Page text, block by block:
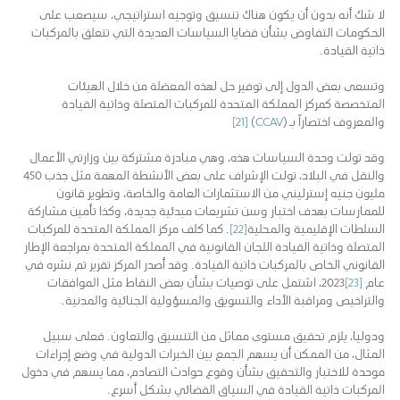
لا شك أنه بدون أن يكون هناك تنسيق وتوجيه استراتيجي، سيصعب على
الحكومات التفاوض بشأن قضايا السياسات العديدة التي تتعلق بالمركبات
ذاتية القيادة.
وتسعى بعض الدول إلى توفير حل لهذه المعضلة من خلال الهيئات
المتخصصة كمركز المملكة المتحدة للمركبات المتصلة وذاتية القيادة
والمعروف اختصاراً بـ (CCAV
)
[21]
وقد تولت وحدة السياسات هذه، وهي مبادرة مشتركة بين وزارتي الأعمال
والنقل في البلاد، تولت الإشراف على بعض الأنشطة المهمة مثل جذب 450
مليون جنيه إسترليني من الاستثمارات العامة والخاصة، وتطوير قانون
للممارسات بهدف اختبار وسن تشريعات مبدئية جديدة، وكذا تأمين مشاركة
السلطات الإقليمية والمحلية[22]
. كما كلف مركز المملكة المتحدة للمركبات
المتصلة وذاتية القيادة اللجان القانونية في المملكة المتحدة بمراجعة الإطار
القانوني الخاص بالمركبات ذاتية القيادة. وقد أصدر المركز تقرير تم نشره في
عام [23]
2023، اشتمل على توصيات بشأن بعض النقاط مثل الموافقات
والتراخيص ومراقبة الأداء والتسويق والمسؤولية الجنائية والمدنية.
ودوليا، يلزم تحقيق مستوى مماثل من التنسيق والتعاون. فعلى سبيل
المثال، من الممكن أن يسهم الجمع بين الخبرات الدولية في وضع إجراءات
موحدة للاختبار والتحقيق بشأن وقوع حوادث التصادم، مما يسهم في دخول
المركبات ذاتية القيادة في السياق القضائي بشكل أسرع.